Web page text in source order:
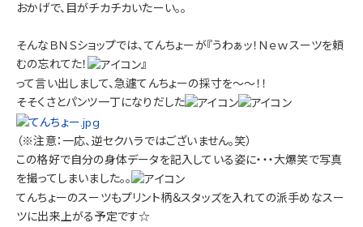
おかげで、目がチカチカいたーい。。
そんなＢＮＳショップでは、てんちょーが『うわぁッ！Ｎｅｗスーツを頼
むの忘れてた！
』
って言い出しまして、急遽てんちょーの採寸を～～！！
そそくさとパンツ一丁になりだした
（※注意：一応、逆セクハラではございません。笑）
この格好で自分の身体データを記入している姿に・・・大爆笑で写真
を撮ってしまいました。。
てんちょーのスーツもプリント柄＆スタッズを入れての派手めなスー
ツに出来上がる予定です☆